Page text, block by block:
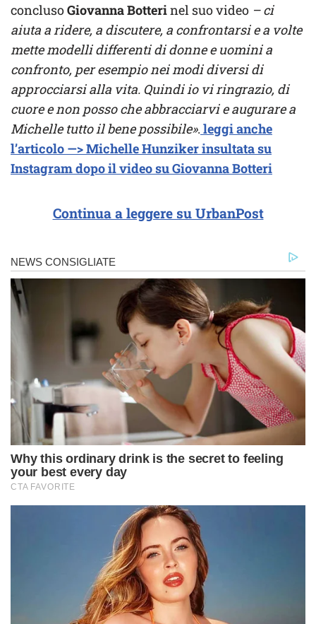
conclusoGiovanna Botterinel suo video – ci
aiuta a ridere, a discutere, a confrontarsi e a volte
mette modelli differenti di donne e uomini a
confronto, per esempio nei modi diversi di
approcciarsi alla vita. Quindi io vi ringrazio, di
cuore e non posso che abbracciarvi e augurare a
Michelle tutto il bene possibile». leggi anche
l’articolo —> Michelle Hunziker insultata su
Instagram dopo il video su Giovanna Botteri
Continua a leggere su UrbanPost